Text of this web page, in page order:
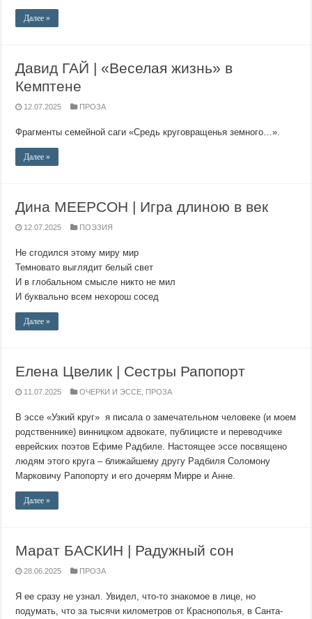
Далее »
Давид ГАЙ | «Веселая жизнь» в
Кемптене
12.07.2025 ПРОЗА
Фрагменты семейной саги «Средь круговращенья земного…».
Далее »
Дина МЕЕРСОН | Игра длиною в век
12.07.2025 ПОЭЗИЯ
Не сгодился этому миру мир
Темновато выглядит белый свет
И в глобальном смысле никто не мил
И буквально всем нехорош сосед
Далее »
Елена Цвелик | Сестры Рапопорт
11.07.2025 ОЧЕРКИ И ЭССЕ ПРОЗА
В эссе «Узкий круг» я писала о замечательном человеке (и моем
родственнике) винницком адвокате, публицисте и переводчике
еврейских поэтов Ефиме Радбиле. Настоящее эссе посвящено
людям этого круга – ближайшему другу Радбиля Соломону
Марковичу Рапопорту и его дочерям Мирре и Анне.
Далее »
Марат БАСКИН | Радужный сон
28.06.2025 ПРОЗА
Я ее сразу не узнал. Увидел, что-то знакомое в лице, но
подумать, что за тысячи километров от Краснополья, в Санта-